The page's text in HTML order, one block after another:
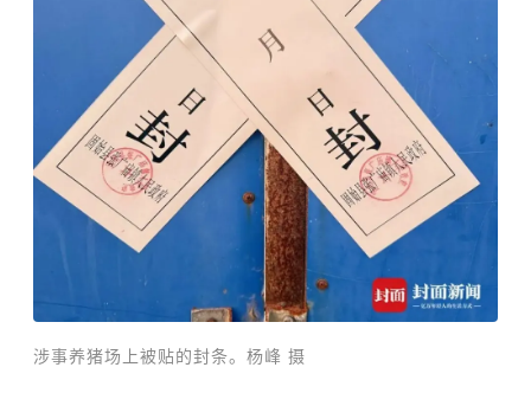
涉事养猪场上被贴的封条。杨峰 摄